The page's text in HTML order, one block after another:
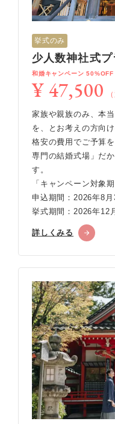
挙式のみ
少人数神社式プ
和婚キャンペーン 50%OFF
¥ 47,500
家族や親族のみ、本
を、とお考えの方向
格安の費用でご予算
専門の結婚式場」だ
す。
「キャンペーン対象期
申込期間：2026年8
挙式期間：2026年12
詳しくみる